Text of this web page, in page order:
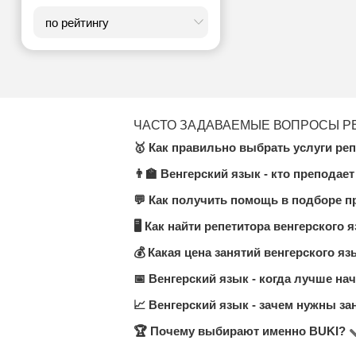
ЧАСТО ЗАДАВАЕМЫЕ ВОПРОСЫ
🥇 Как правильно выбрать услуги
В категории Венгерский язык на
внимание на цену занятий,
👨‍🏫 Венгерский язык - кто
У нас вы найдёте опытных
проходит модерацию, что
💬 Как получить помощь в подборе
Вы можете оставить заявку или
и формату.
🖥 Как найти репетитора венгерского
Перейдите в разделВенгерский
это удобно, эффективно и часто
💰 Какая цена занятий венгерского
Стоимость колеблется от до 4000
учеников выбирают ценовой
📅 Венгерский язык - когда лучше
Чем раньше — тем лучше.
знаниях.
📈 Венгерский язык - зачем нужны
Преподаватель поможет понять
🏆 Почему выбирают именно BUKI?